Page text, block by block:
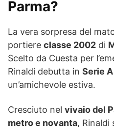
Parma?
La vera sorpresa del
portiere classe 2002 di
Scelto da Cuesta per
Rinaldi debutta in Serie A
un’amichevole estiva.
Cresciuto nel vivaio del
metro e novanta, Rinaldi